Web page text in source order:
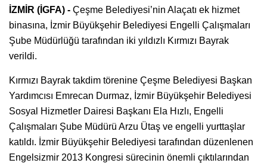
İZMİR (İGFA) - Çeşme Belediyesi’nin Alaçatı ek hizmet
binasına, İzmir Büyükşehir Belediyesi Engelli Çalışmaları
Şube Müdürlüğü tarafından iki yıldızlı Kırmızı Bayrak
verildi.
Kırmızı Bayrak takdim törenine Çeşme Belediyesi Başkan
Yardımcısı Emrecan Durmaz, İzmir Büyükşehir Belediyesi
Sosyal Hizmetler Dairesi Başkanı Ela Hızlı, Engelli
Çalışmaları Şube Müdürü Arzu Ütaş ve engelli yurttaşlar
katıldı. İzmir Büyükşehir Belediyesi tarafından düzenlenen
Engelsizmir 2013 Kongresi sürecinin önemli çıktılarından